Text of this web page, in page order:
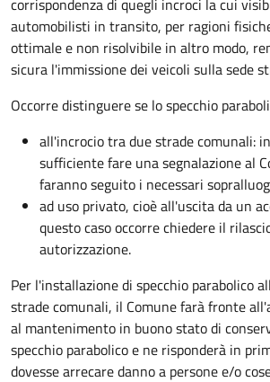
corrispondenza di quegli incroci la cui
automobilisti in transito, per ragioni
ottimale e non risolvibile in altro modo,
sicura l'immissione dei veicoli sulla sede
Occorre distinguere se lo specchio
all'incrocio tra due strade comunali:
sufficiente fare una segnalazione al
faranno seguito i necessari
ad uso privato, cioè all'uscita da un
questo casooccorre chiedere il
autorizzazione.
Per l'installazione di specchio parabolico
strade comunali, il Comune farà fronte
al mantenimento in buono stato di
specchio parabolico e ne risponderà in
dovesse arrecare danno a persone e/o